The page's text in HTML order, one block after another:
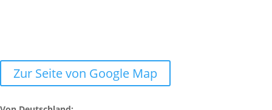
Zur Seite von Google Map